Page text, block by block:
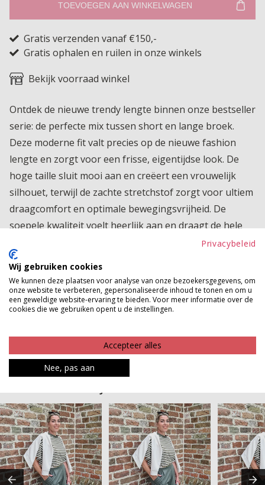
TOEVOEGEN AAN WINKELWAGEN
Gratis verzenden vanaf €150,-
Gratis ophalen en ruilen in onze winkels
Bekijk voorraad winkel
Ontdek de nieuwe trendy lengte binnen onze bestseller
serie: de perfecte mix tussen short en lange broek.
Deze moderne fit valt precies op de nieuwe fashion
lengte en zorgt voor een frisse, eigentijdse look. De
hoge taille sluit mooi aan en creëert een vrouwelijk
silhouet, terwijl de zachte stretchstof zorgt voor ultiem
draagcomfort en optimale bewegingsvrijheid. De
soepele kwaliteit voelt heerlijk aan en draagt de hele
dag comfortabel. Dankzij het tijdloze design is dit item
eindeloos te combineren, van casual met sneakers tot
iets gekleder met een mooie top of blouse. Een echte
musthave voor dit seizoen waarin comfort en stijl
moeiteloos samenkomen
Product kenmerken
Betaalinformatie
Privacybeleid
Wij gebruiken cookies
We kunnen deze plaatsen voor analyse van onze bezoekersgegevens, om
onze website te verbeteren, gepersonaliseerde inhoud te tonen en om u
een geweldige website-ervaring te bieden. Voor meer informatie over de
cookies die we gebruiken opent u de instellingen.
Accepteer alles
Nee, pas aan